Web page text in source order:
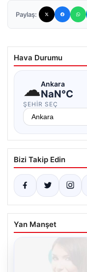
Paylaş:
Hava Durumu
☁Ankara
NaN°C
ŞEHIR SEÇ
Bizi Takip Edin
Yan Manşet